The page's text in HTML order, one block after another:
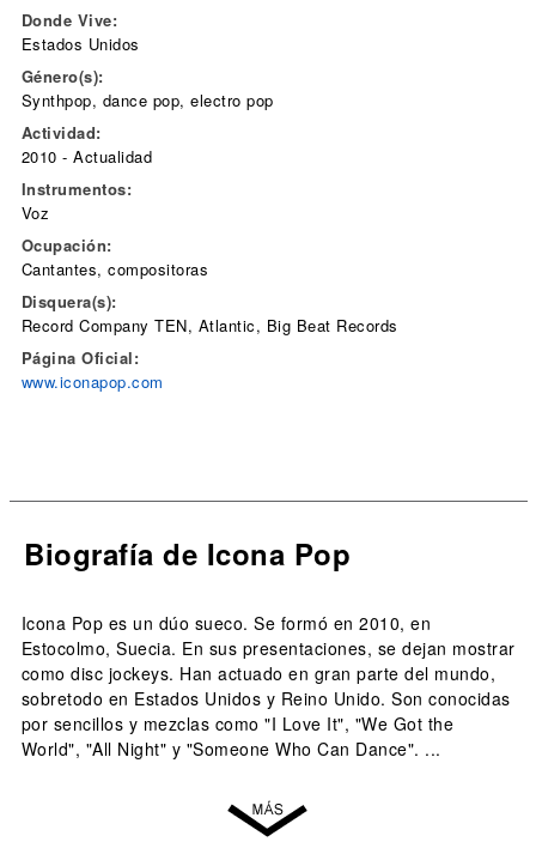
Donde Vive:
Estados Unidos
Género(s):
Synthpop, dance pop, electro pop
Actividad:
2010 - Actualidad
Instrumentos:
Voz
Ocupación:
Cantantes, compositoras
Disquera(s):
Record Company TEN, Atlantic, Big Beat Records
Página Oficial:
www.iconapop.com
Biografía de Icona Pop
Icona Pop es un dúo sueco. Se formó en 2010, en
Estocolmo, Suecia. En sus presentaciones, se dejan mostrar
como disc jockeys. Han actuado en gran parte del mundo,
sobretodo en Estados Unidos y Reino Unido. Son conocidas
por sencillos y mezclas como "I Love It", "We Got the
World", "All Night" y "Someone Who Can Dance". ...